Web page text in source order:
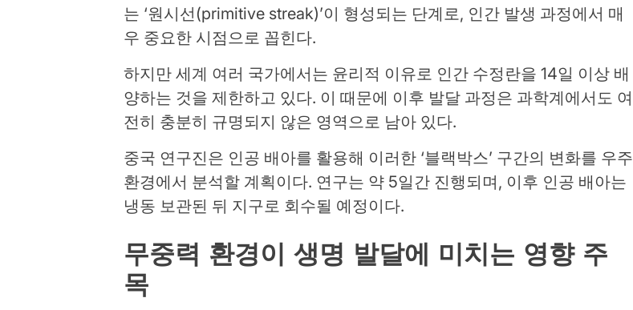
는 ‘원시선(primitive streak)’이 형성되는 단계로, 인간 발생 과정에서 매
우 중요한 시점으로 꼽힌다.
하지만 세계 여러 국가에서는 윤리적 이유로 인간 수정란을 14일 이상 배
양하는 것을 제한하고 있다. 이 때문에 이후 발달 과정은 과학계에서도 여
전히 충분히 규명되지 않은 영역으로 남아 있다.
중국 연구진은 인공 배아를 활용해 이러한 ‘블랙박스’ 구간의 변화를 우주
환경에서 분석할 계획이다. 연구는 약 5일간 진행되며, 이후 인공 배아는
냉동 보관된 뒤 지구로 회수될 예정이다.
무중력 환경이 생명 발달에 미치는 영향 주
목